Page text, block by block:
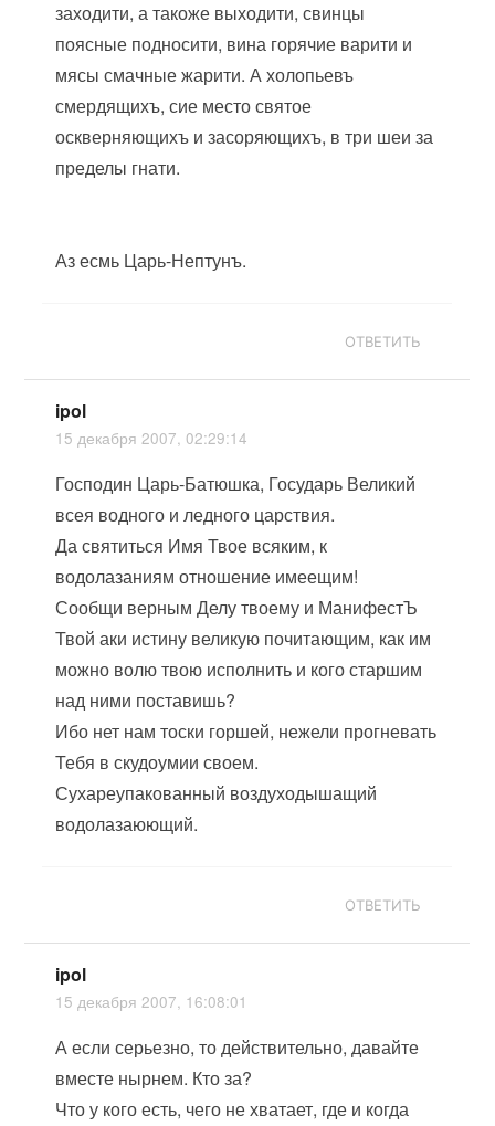
заходити, а такоже выходити, свинцы
поясные подносити, вина горячие варити и
мясы смачные жарити. А холопьевъ
смердящихъ, сие место святое
оскверняющихъ и засоряющихъ, в три шеи за
пределы гнати.
Аз есмь Царь-Нептунъ.
ОТВЕТИТЬ
ipol
15 декабря 2007, 02:29:14
Господин Царь-Батюшка, Государь Великий
всея водного и ледного царствия.
Да святиться Имя Твое всяким, к
водолазаниям отношение имеещим!
Сообщи верным Делу твоему и МанифестЪ
Твой аки истину великую почитающим, как им
можно волю твою исполнить и кого старшим
над ними поставишь?
Ибо нет нам тоски горшей, нежели прогневать
Тебя в скудоумии своем.
Сухареупакованный воздуходышащий
водолазаюющий.
ОТВЕТИТЬ
ipol
15 декабря 2007, 16:08:01
А если серьезно, то действительно, давайте
вместе нырнем. Кто за?
Что у кого есть, чего не хватает, где и когда